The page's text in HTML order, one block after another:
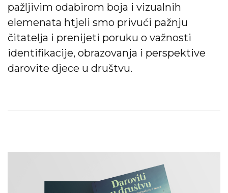
pažljivim odabirom boja i vizualnih
elemenata htjeli smo privući pažnju
čitatelja i prenijeti poruku o važnosti
identifikacije, obrazovanja i perspektive
darovite djece u društvu.